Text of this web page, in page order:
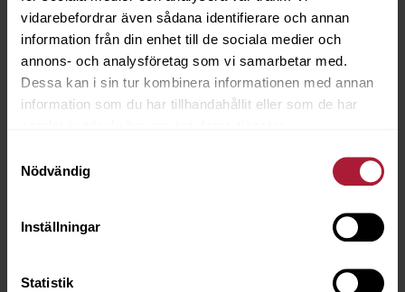
vidarebefordrar även sådana identifierare och annan
information från din enhet till de sociala medier och
annons- och analysföretag som vi samarbetar med.
Dessa kan i sin tur kombinera informationen med annan
information som du har tillhandahållit eller som de har
Nödvändig
Inställningar
Statistik